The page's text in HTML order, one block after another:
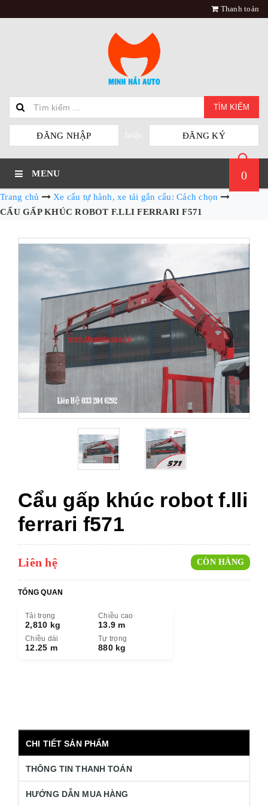
Thanh toán
TÌM KIẾM
ĐĂNG NHẬP hoặc ĐĂNG KÝ
MENU 0
Trang chủ
Xe cẩu tự hành, xe tải gắn cẩu: Cách chọn
CẨU GẤP KHÚC ROBOT F.LLI FERRARI F571
Cẩu gấp khúc robot f.lli
ferrari f571
Liên hệ CÒN HÀNG
TỔNG QUAN
Tải trọng
2,810 kg
Chiều cao
13.9 m
Chiều dài
12.25 m
Tự trọng
880 kg
CHI TIẾT SẢN PHẨM
THÔNG TIN THANH TOÁN
HƯỚNG DẪN MUA HÀNG